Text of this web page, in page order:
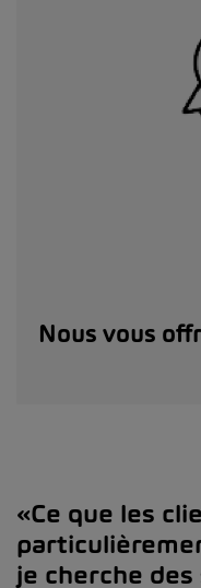
Nous vous
«Ce que les
je cherche des